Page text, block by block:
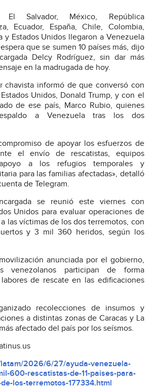
El Salvador, México, República
Ecuador, España, Chile, Colombia,
y Estados Unidos llegaron a Venezuela
que se sumen 10 países más, dijo
Delcy Rodríguez, sin dar más
en la madrugada de hoy.
chavista informó de que conversó con
Unidos, Donald Trump, y con el
de ese país, Marco Rubio, quienes
a Venezuela tras los dos
de apoyar los esfuerzos de
el envío de rescatistas, equipos
apoyo a los refugios temporales y
para las familias afectadas», detalló
de Telegram.
se reunió este viernes con
Unidos para evaluar operaciones de
las víctimas de los dos terremotos, con
y 3 mil 360 heridos, según los
anunciada por el gobierno,
venezolanos participan de forma
de rescate en las edificaciones
recolecciones de insumos y
a distintas zonas de Caracas y La
afectado del país por los seísmos.
2026/6/27/ayuda-venezuela-
600-rescatistas-de-11-paises-para-
los-terremotos-177334.html